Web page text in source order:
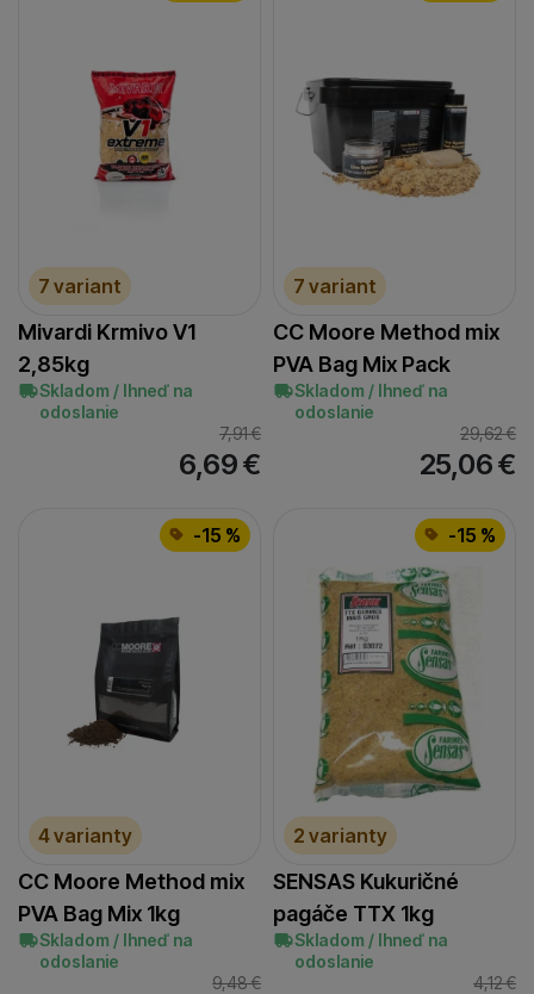
7 variant
Mivardi Krmivo V1
2,85kg
Skladom / Ihneď na
odoslanie
7,91€
6,69€
7 variant
CC Moore Method mix
PVA Bag Mix Pack
Skladom / Ihneď na
odoslanie
29,62€
25,06€
-15 %
4 varianty
CC Moore Method mix
PVA Bag Mix 1kg
Skladom / Ihneď na
odoslanie
9,48€
-15 %
2 varianty
SENSAS Kukuričné
pagáče TTX 1kg
Skladom / Ihneď na
odoslanie
4,12€